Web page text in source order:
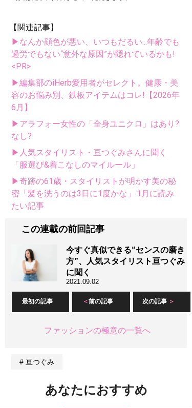
【関連記事】
▶なんか顔色が悪い、いつもだるい...年齢でも
過労でもない“意外な原因”が隠れているかも!
<PR>
▶編集部のiHerb愛用者がセレクト。健康・美
容のお悩み別、鉄板アイテムはコレ!【2026年
6月】
▶アラフォー女性の「全身ユニクロ」はあり?
なし?
▶人気スタイリスト・亘つぐみさんに聞く
「服選び&着こなしのマイルール」
▶奇跡の61歳・スタイリストが明かす美の秘
密「髪を洗うのは3日に1度かな」:1月に読み
たい記事
この連載の前回記事
今すぐ真似できる“センスの磨き
方”、人気スタイリスト亘つぐみ
に聞く
2021.09.02
最初の記事 前の記事 次の記事
ファッションの極意の一覧へ
亘つぐみ
あなたにおすすめ